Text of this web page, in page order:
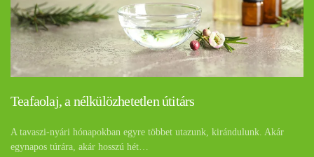
Teafaolaj, a nélkülözhetetlen útitárs
A tavaszi-nyári hónapokban egyre többet utazunk, kirándulunk. Akár
egynapos túrára, akár hosszú hét…